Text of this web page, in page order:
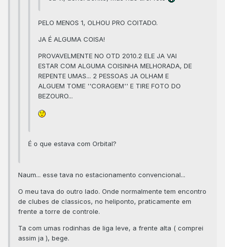
PELO MENOS 1, OLHOU PRO COITADO.
JA É ALGUMA COISA!
PROVAVELMENTE NO OTD 2010.2 ELE JA VAI
ESTAR COM ALGUMA COISINHA MELHORADA, DE
REPENTE UMAS... 2 PESSOAS JA OLHAM E
ALGUEM TOME ''CORAGEM'' E TIRE FOTO DO
BEZOURO...
É o que estava com Orbital?
Naum... esse tava no estacionamento convencional...
O meu tava do outro lado. Onde normalmente tem encontro
de clubes de classicos, no heliponto, praticamente em
frente a torre de controle.
Ta com umas rodinhas de liga leve, a frente alta ( comprei
assim ja ), bege.